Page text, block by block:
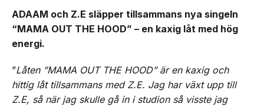
ADAAM och Z.E släpper tillsammans nya singeln
“MAMA OUT THE HOOD” – en kaxig låt med hög
energi.
”Låten ”MAMA OUT THE HOOD” är en kaxig och
hittig låt tillsammans med Z.E. Jag har växt upp till
Z.E, så när jag skulle gå in i studion så visste jag